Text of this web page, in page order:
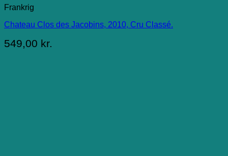
Frankrig
Chateau Clos des Jacobins, 2010, Cru Classé.
549,00 kr.